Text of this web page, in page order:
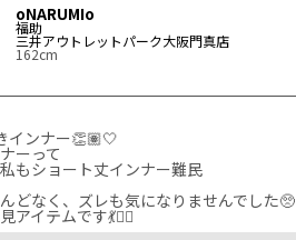
oNARUMIo
福助
三井アウトレットパーク大阪門真店
162cm
インナー👏🏽🤍
ーって
もショート丈インナー難民
どなく、ズレも気になりませんでした🥺
アイテムです💃❤️‍🔥